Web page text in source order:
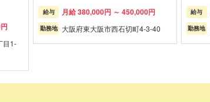
目1-
給与 月給 380,000円 ～ 450,000円
勤務地 大阪府東大阪市西石切町4-3-40
給与
勤務地